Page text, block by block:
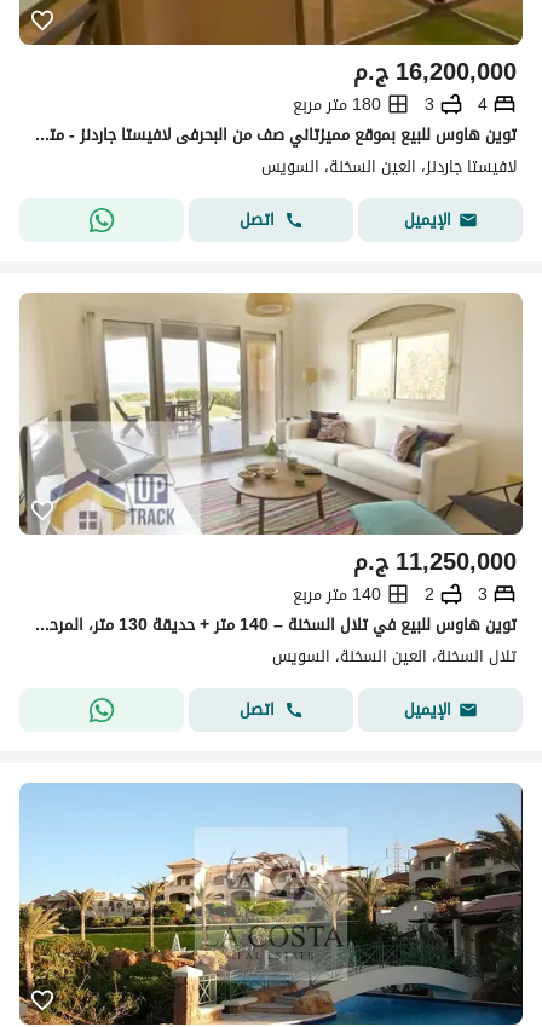
ج.م16,200,000
4
3
180 متر مربع
توين هاوس للبيع بموقع مميزتاني صف من البحرفى لافيستا جاردنز - متشطبة بالكامل -Lavista Gardens
لافيستا جاردنز، العين السخنة، السويس
الإيميل
اتصل
ج.م11,250,000
3
2
140 متر مربع
توين هاوس للبيع في تلال السخنة – 140 متر + حديقة 130 متر، المرحلة الأولى، الصف الثالث، مفروش بالكامل
تلال السخنة، العين السخنة، السويس
الإيميل
اتصل